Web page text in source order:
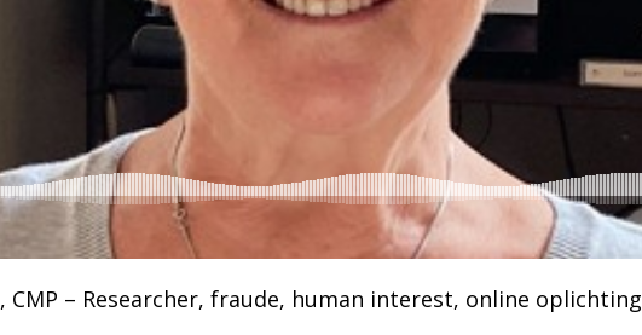
, CMP – Researcher, fraude, human interest, online oplichting